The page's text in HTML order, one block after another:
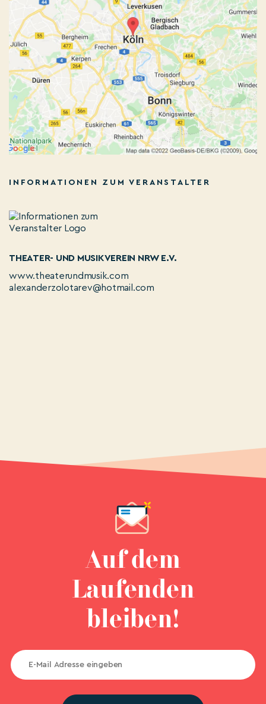
INFORMATIONEN ZUM VERANSTALTER
THEATER- UND MUSIKVEREIN NRW E.V.
www.theaterundmusik.com
alexanderzolotarev@hotmail.com
Auf dem
Laufenden
bleiben!